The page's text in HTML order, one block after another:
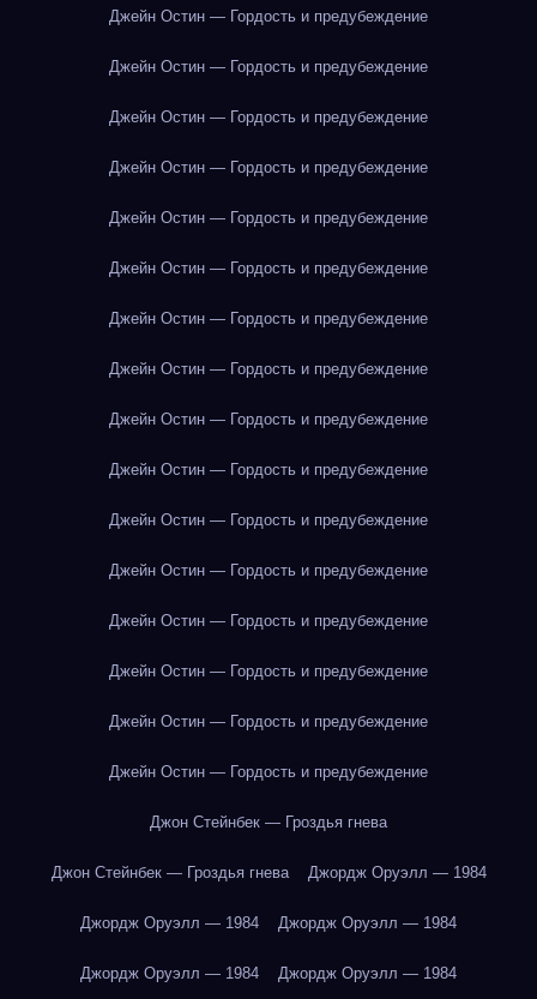
Джейн Остин — Гордость и предубеждение
Джейн Остин — Гордость и предубеждение
Джейн Остин — Гордость и предубеждение
Джейн Остин — Гордость и предубеждение
Джейн Остин — Гордость и предубеждение
Джейн Остин — Гордость и предубеждение
Джейн Остин — Гордость и предубеждение
Джейн Остин — Гордость и предубеждение
Джейн Остин — Гордость и предубеждение
Джейн Остин — Гордость и предубеждение
Джейн Остин — Гордость и предубеждение
Джейн Остин — Гордость и предубеждение
Джейн Остин — Гордость и предубеждение
Джейн Остин — Гордость и предубеждение
Джейн Остин — Гордость и предубеждение
Джейн Остин — Гордость и предубеждение
Джон Стейнбек — Гроздья гнева
Джон Стейнбек — Гроздья гнева Джордж Оруэлл — 1984
Джордж Оруэлл — 1984 Джордж Оруэлл — 1984
Джордж Оруэлл — 1984 Джордж Оруэлл — 1984